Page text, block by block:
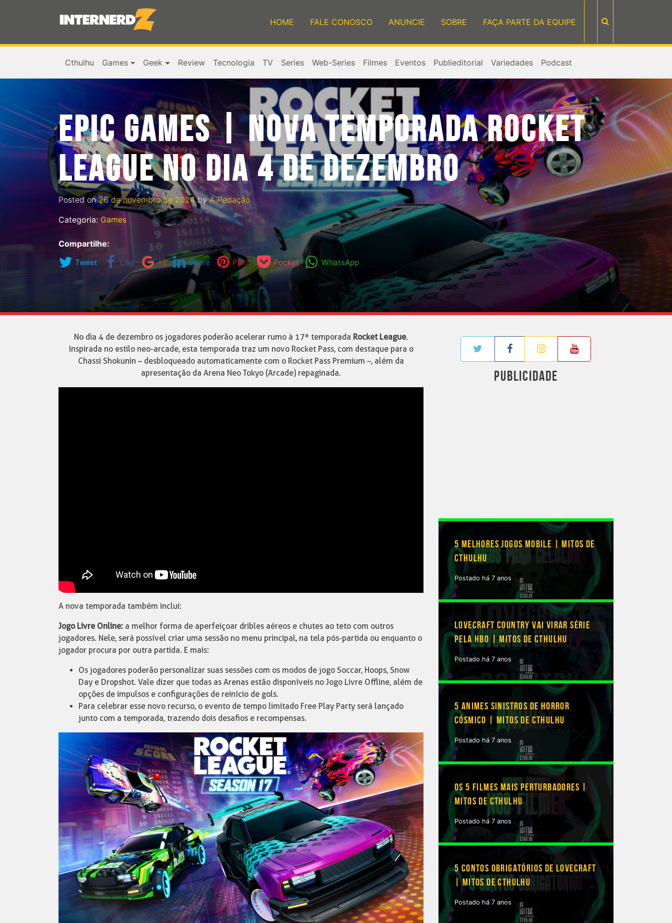
HOME FALE CONOSCO ANUNCIE SOBRE FAÇA PARTE DA EQUIPE
Cthulhu Games Geek Review Tecnologia TV Series Web-Series Filmes Eventos Publieditorial Variedades Podcast
EPIC GAMES | NOVA TEMPORADA ROCKET
LEAGUE NO DIA 4 DE DEZEMBRO
Posted on26 de novembro de 2024byA Redação
Categoria: Games
Compartilhe:
Tweet Like +1 Share Pin it Pocket WhatsApp
No dia 4 de dezembro os jogadores poderão acelerar rumo à 17ª temporada Rocket League.
Inspirada no estilo neo-arcade, esta temporada traz um novo Rocket Pass, com destaque para o
Chassi Shokunin – desbloqueado automaticamente com o Rocket Pass Premium –, além da
apresentação da Arena Neo Tokyo (Arcade) repaginada.
A nova temporada também inclui:
Jogo Livre Online: a melhor forma de aperfeiçoar dribles aéreos e chutes ao teto com outros
jogadores. Nele, será possível criar uma sessão no menu principal, na tela pós-partida ou enquanto o
jogador procura por outra partida. E mais:
Os jogadores poderão personalizar suas sessões com os modos de jogo Soccar, Hoops, Snow
Day e Dropshot. Vale dizer que todas as Arenas estão disponíveis no Jogo Livre Offline, além de
opções de impulsos e configurações de reinício de gols.
Para celebrar esse novo recurso, o evento de tempo limitado Free Play Party será lançado
junto com a temporada, trazendo dois desafios e recompensas.
PUBLICIDADE
5 MELHORES JOGOS MOBILE | MITOS DE
CTHULHU
Postado há 7 anos
LOVECRAFT COUNTRY VAI VIRAR SÉRIE
PELA HBO | MITOS DE CTHULHU
Postado há 7 anos
5 ANIMES SINISTROS DE HORROR
CÓSMICO | MITOS DE CTHULHU
Postado há 7 anos
OS 5 FILMES MAIS PERTURBADORES |
MITOS DE CTHULHU
Postado há 7 anos
5 CONTOS OBRIGATÓRIOS DE LOVECRAFT
| MITOS DE CTHULHU
Postado há 7 anos